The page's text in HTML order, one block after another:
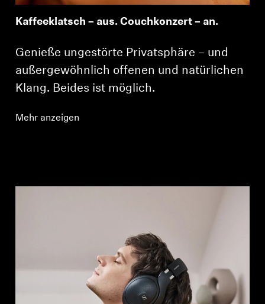
Kaffeeklatsch – aus. Couchkonzert – an.
Genieße ungestörte Privatsphäre – und
außergewöhnlich offenen und natürlichen
Klang. Beides ist möglich.
Mehr anzeigen